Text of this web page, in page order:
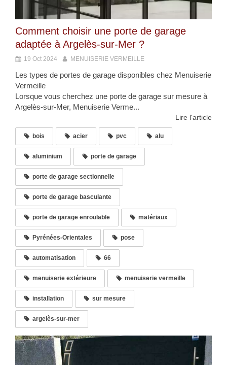
Comment choisir une porte de garage
adaptée à Argelès-sur-Mer ?
19 Oct 2024 MENUISERIE VERMEILLE
Les types de portes de garage disponibles chez Menuiserie
Vermeille
Lorsque vous cherchez une porte de garage sur mesure à
Argelès-sur-Mer, Menuiserie Verme...
Lire l'article
bois acier pvc alu
aluminium porte de garage
porte de garage sectionnelle
porte de garage basculante
porte de garage enroulable matériaux
Pyrénées-Orientales pose
automatisation 66
menuiserie extérieure menuiserie vermeille
installation sur mesure
argelès-sur-mer